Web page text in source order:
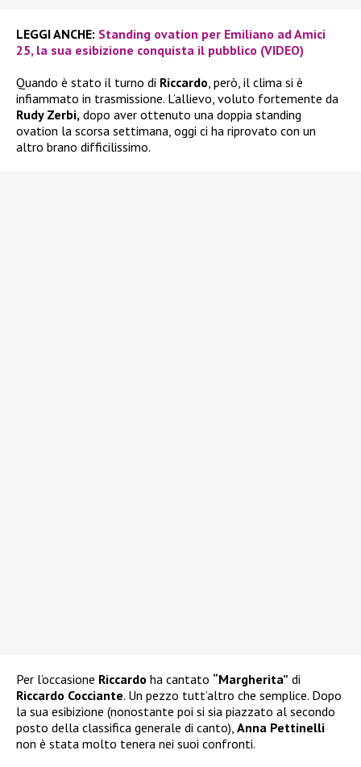
LEGGI ANCHE: Standing ovation per Emiliano ad Amici
25, la sua esibizione conquista il pubblico (VIDEO)
Quando è stato il turno di Riccardo, però, il clima si è
infiammato in trasmissione. L’allievo, voluto fortemente da
Rudy Zerbi, dopo aver ottenuto una doppia standing
ovation la scorsa settimana, oggi ci ha riprovato con un
altro brano difficilissimo.
Per l’occasione Riccardo ha cantato “Margherita” di
Riccardo Cocciante. Un pezzo tutt’altro che semplice. Dopo
la sua esibizione (nonostante poi si sia piazzato al secondo
posto della classifica generale di canto), Anna Pettinelli
non è stata molto tenera nei suoi confronti.